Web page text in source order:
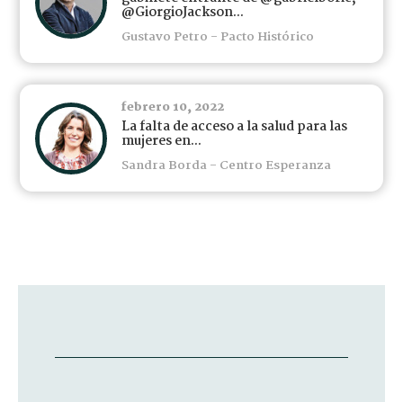
@GiorgioJackson...
Gustavo Petro - Pacto Histórico
febrero 10, 2022
La falta de acceso a la salud para las
mujeres en...
Sandra Borda - Centro Esperanza